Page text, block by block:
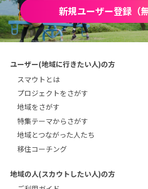
新規ユーザー登録（無
ユーザー(地域に行きたい人)の方
スマウトとは
プロジェクトをさがす
地域をさがす
特集テーマからさがす
地域とつながった人たち
移住コーチング
地域の人(スカウトしたい人)の方